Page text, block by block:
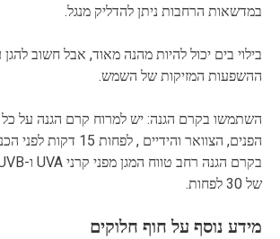
במדשאות הרחבות ניתן להדליק מנגל.
בילוי בים יכול להיות מהנה מאוד, אבל חשוב להגן
ההשפעות המזיקות של השמש.
השתמשו בקרם הגנה: יש למרוח קרם הגנה על כל
הפנים, הצוואר והידיים ,
של 30 לפחות.
מידע נוסף על חוף חלוקים